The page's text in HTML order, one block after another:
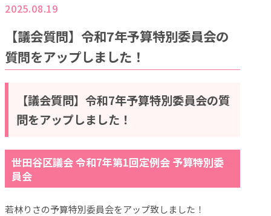
2025.08.19
【議会質問】令和7年予算特別委員会の
質問をアップしました！
【議会質問】令和7年予算特別委員会の質
問をアップしました！
世田谷区議会 令和7年第1回定例会 予算特別委
員会
若林りさの予算特別委員会をアップ致しました！